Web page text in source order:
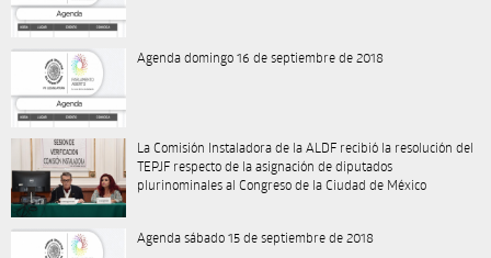
Agenda domingo 16 de septiembre de 2018
La Comisión Instaladora de la ALDF recibió la resolución del
TEPJF respecto de la asignación de diputados
plurinominales al Congreso de la Ciudad de México
Agenda sábado 15 de septiembre de 2018